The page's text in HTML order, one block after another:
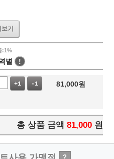
보기
:1%
별 !
+1 -1 81,000원
총 상품 금액 81,000 원
?